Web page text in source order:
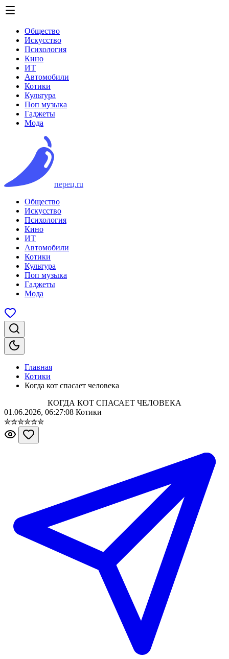
Общество
Искусство
Психология
Кино
ИТ
Автомобили
Котики
Культура
Поп музыка
Гаджеты
Мода
перец.ru
Общество
Искусство
Психология
Кино
ИТ
Автомобили
Котики
Культура
Поп музыка
Гаджеты
Мода
Главная
Котики
Когда кот спасает человека
КОГДА КОТ СПАСАЕТ ЧЕЛОВЕКА
01.06.2026, 06:27:08 Котики
✮✮✮✮✮✮